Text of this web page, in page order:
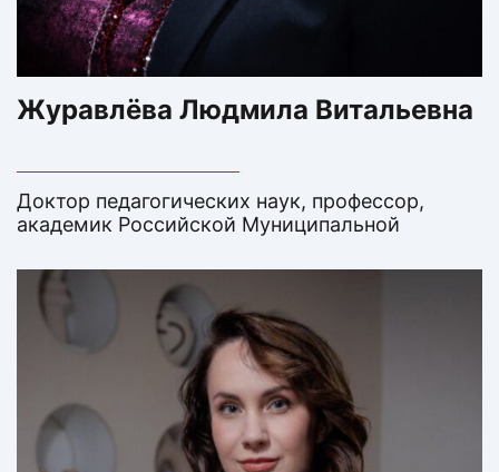
Журавлёва Людмила Витальевна
Доктор педагогических наук, профессор,
академик Российской Муниципальной
администрирования по специальности
«Внешнеэкономическая деятельность», автор
Технологии Образовательного
Предпринимательства, основатель и
учредитель Лингва, председатель ученого
совета Лингва, президент научно-
образовательного объединения "Взлет
журавлей", попечитель Благотворительного
фонда «Траектория Надежды»